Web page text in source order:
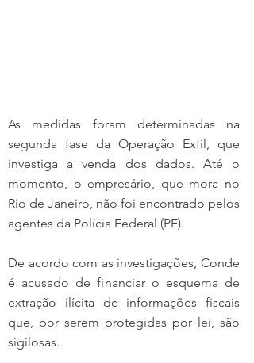
As medidas foram determinadas na
segunda fase da Operação Exfil, que
investiga a venda dos dados. Até o
momento, o empresário, que mora no
Rio de Janeiro, não foi encontrado pelos
agentes da Polícia Federal (PF).
De acordo com as investigações, Conde
é acusado de financiar o esquema de
extração ilícita de informações fiscais
que, por serem protegidas por lei, são
sigilosas.